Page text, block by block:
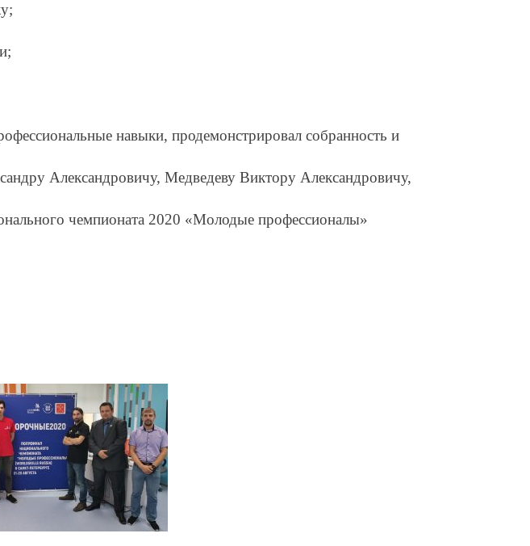
навыки, продемонстрировал собранность и
Александровичу, Медведеву Виктору Александровичу,
чемпионата 2020 «Молодые профессионалы»